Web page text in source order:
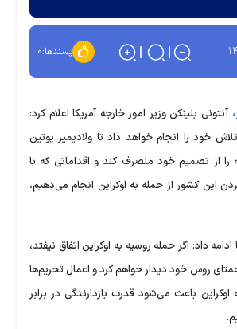
پسندها:۰
آنتونی بلینکن وزیر امور خارجه آمریکا اعلام کرد:
خود را انجام خواهد داد تا ولادیمیر پوتین
از تصمیم خود منصرف کند و اقداماتی که با
این کشور از حمله به اوکراین انجام می‌دهیم،
ادامه داد: اگر حمله روسیه به اوکراین اتفاق نیفتد،
همتای روس خود دیدار خواهم کرد و اعمال تحریم‌ها
باعث می‌شود قدرت بازدارندگی در برابر